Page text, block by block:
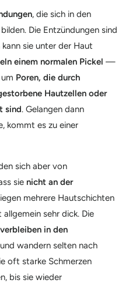
, die sich in den
bilden. Die Entzündungen sind
sie unter der Haut
einem normalen Pickel —
Poren, die durch
Hautzellen oder
sind. Gelangen dann
kommt es zu einer
sich aber von
sie nicht an der
mehrere Hautschichten
sehr dick. Die
in den
und wandern selten nach
oft starke Schmerzen
bis sie wieder